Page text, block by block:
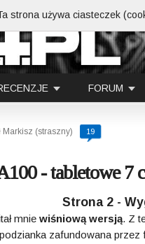
FORUM
Markisz (straszny) 19
- tabletowe 7
Strona 2 -
mnie wiśniową wersją. Z
zafundowana
strona używa ciasteczek